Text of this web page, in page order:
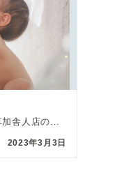
2023年3月3日